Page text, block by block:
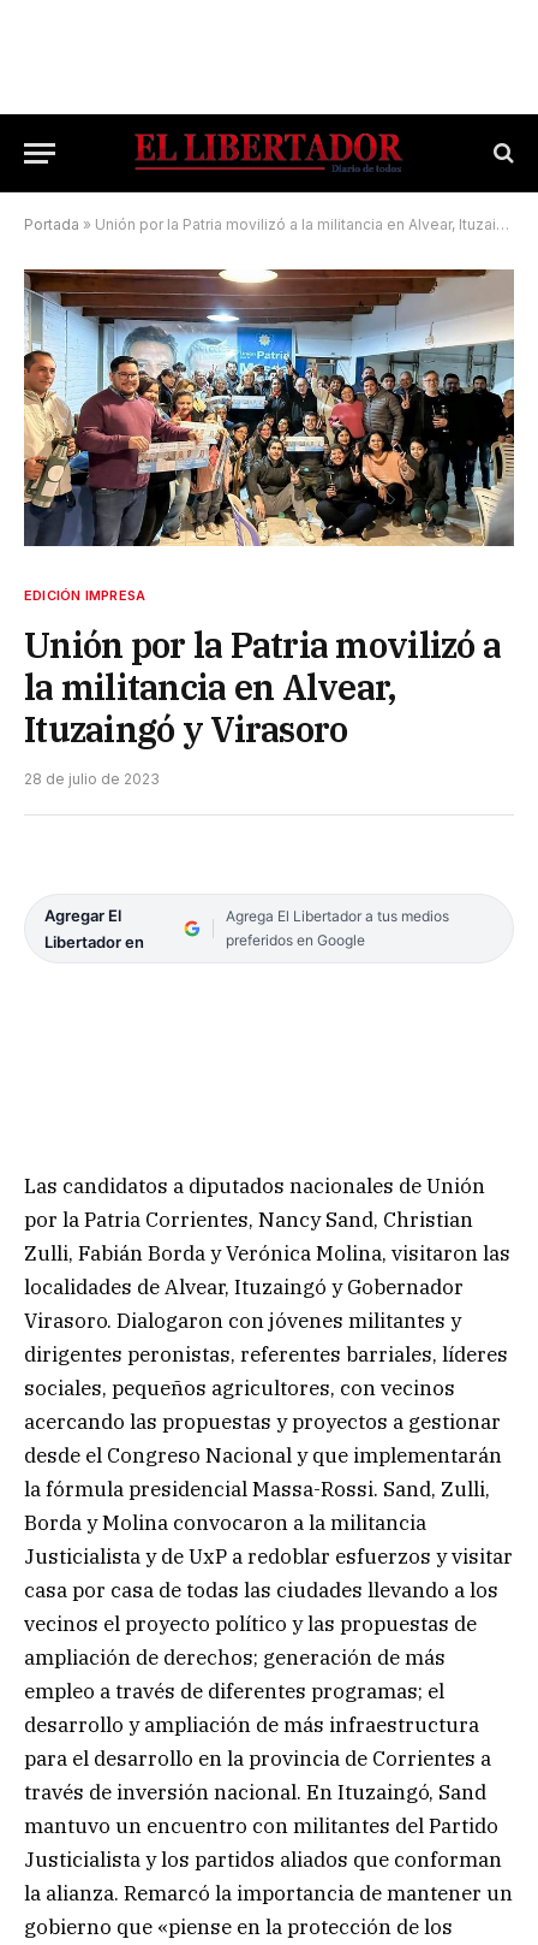
Portada » Unión por la Patria movilizó a la militancia en Alvear, Ituzaingó y Virasoro
EDICIÓN IMPRESA
Unión por la Patria movilizó a
la militancia en Alvear,
Ituzaingó y Virasoro
28 de julio de 2023
Agregar El
Libertador en
Agrega El Libertador a tus medios
preferidos en Google
Las candidatos a diputados nacionales de Unión
por la Patria Corrientes, Nancy Sand, Christian
Zulli, Fabián Borda y Verónica Molina, visitaron las
localidades de Alvear, Ituzaingó y Gobernador
Virasoro. Dialogaron con jóvenes militantes y
dirigentes peronistas, referentes barriales, líderes
sociales, pequeños agricultores, con vecinos
acercando las propuestas y proyectos a gestionar
desde el Congreso Nacional y que implementarán
la fórmula presidencial Massa-Rossi. Sand, Zulli,
Borda y Molina convocaron a la militancia
Justicialista y de UxP a redoblar esfuerzos y visitar
casa por casa de todas las ciudades llevando a los
vecinos el proyecto político y las propuestas de
ampliación de derechos; generación de más
empleo a través de diferentes programas; el
desarrollo y ampliación de más infraestructura
para el desarrollo en la provincia de Corrientes a
través de inversión nacional. En Ituzaingó, Sand
mantuvo un encuentro con militantes del Partido
Justicialista y los partidos aliados que conforman
la alianza. Remarcó la importancia de mantener un
gobierno que «piense en la protección de los